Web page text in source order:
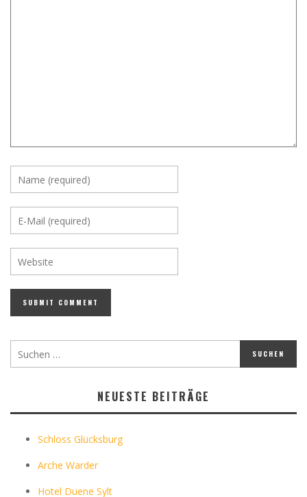
NEUESTE BEITRÄGE
Schloss Glücksburg
Arche Warder
Hotel Duene Sylt